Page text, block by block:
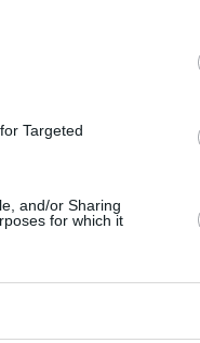
Targeted
and/or Sharing
for which it